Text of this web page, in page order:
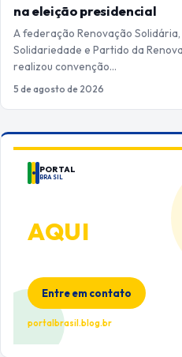
na eleição presidencial
A federação Renovação
Solidariedade e Partido da
realizou convenção…
5 de agosto de 2026
PORTAL
BRASIL
AQUI
Entre em contato
portalbrasil.blog.br